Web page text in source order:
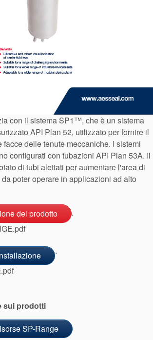
e standard
con il sistema SP1™, che è un sistema
API Plan 52, utilizzato per fornire il
facce delle tenute meccaniche. I sistemi
configurati con tubazioni API Plan 53A. Il
di tubi alettati per aumentare l'area di
poter operare in applicazioni ad alto
del prodotto
.
.
sui prodotti
SP-Range